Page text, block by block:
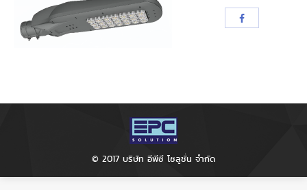
Share
© 2017 บริษัท อีพีซี โซลูชั่น จำกัด